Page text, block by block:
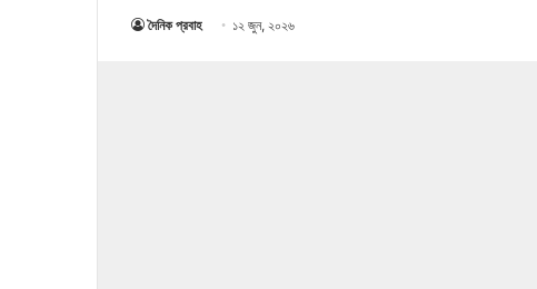
দৈনিক প্রবাহ ১২ জুন, ২০২৬